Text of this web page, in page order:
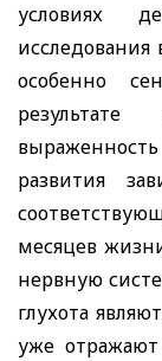
условиях
особенно
развития
месяцев
нервную
глухота
уже отражают